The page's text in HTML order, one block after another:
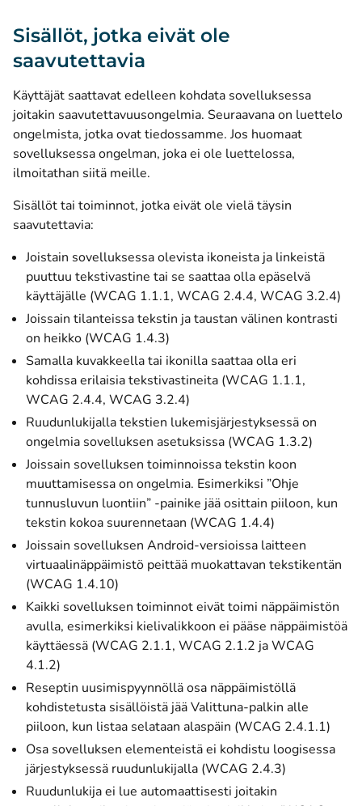
Sisällöt, jotka eivät ole
saavutettavia
Käyttäjät saattavat edelleen kohdata sovelluksessa
joitakin saavutettavuusongelmia. Seuraavana on luettelo
ongelmista, jotka ovat tiedossamme. Jos huomaat
sovelluksessa ongelman, joka ei ole luettelossa,
ilmoitathan siitä meille.
Sisällöt tai toiminnot, jotka eivät ole vielä täysin
saavutettavia:
Joistain sovelluksessa olevista ikoneista ja linkeistä
puuttuu tekstivastine tai se saattaa olla epäselvä
käyttäjälle (WCAG 1.1.1, WCAG 2.4.4, WCAG 3.2.4)
Joissain tilanteissa tekstin ja taustan välinen kontrasti
on heikko (WCAG 1.4.3)
Samalla kuvakkeella tai ikonilla saattaa olla eri
kohdissa erilaisia tekstivastineita (WCAG 1.1.1,
WCAG 2.4.4, WCAG 3.2.4)
Ruudunlukijalla tekstien lukemisjärjestyksessä on
ongelmia sovelluksen asetuksissa (WCAG 1.3.2)
Joissain sovelluksen toiminnoissa tekstin koon
muuttamisessa on ongelmia. Esimerkiksi ”Ohje
tunnusluvun luontiin” -painike jää osittain piiloon, kun
tekstin kokoa suurennetaan (WCAG 1.4.4)
Joissain sovelluksen Android-versioissa laitteen
virtuaalinäppäimistö peittää muokattavan tekstikentän
(WCAG 1.4.10)
Kaikki sovelluksen toiminnot eivät toimi näppäimistön
avulla, esimerkiksi kielivalikkoon ei pääse näppäimistöä
käyttäessä (WCAG 2.1.1, WCAG 2.1.2 ja WCAG
4.1.2)
Reseptin uusimispyynnöllä osa näppäimistöllä
kohdistetusta sisällöistä jää Valittuna-palkin alle
piiloon, kun listaa selataan alaspäin (WCAG 2.4.1.1)
Osa sovelluksen elementeistä ei kohdistu loogisessa
järjestyksessä ruudunlukijalla (WCAG 2.4.3)
Ruudunlukija ei lue automaattisesti joitakin